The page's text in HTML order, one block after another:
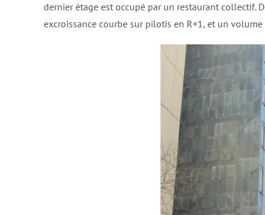
dernier étage est occupé par un restaurant
excroissance courbe sur pilotis en R+1, et un